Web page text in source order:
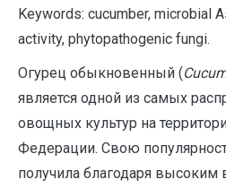
Keywords: cucumber, microbial
activity, phytopathogenic fungi.
Огурец обыкновенный (
является одной из самых
овощных культур на
Федерации. Свою
получила благодаря